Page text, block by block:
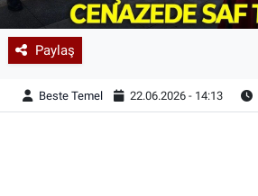
Paylaş
Beste Temel 22.06.2026 - 14:13